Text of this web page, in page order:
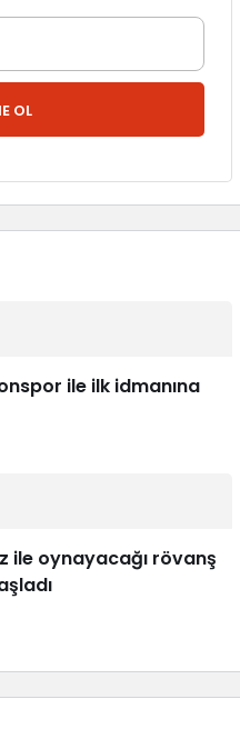
OL
ile ilk idmanına
ile oynayacağı rövanş